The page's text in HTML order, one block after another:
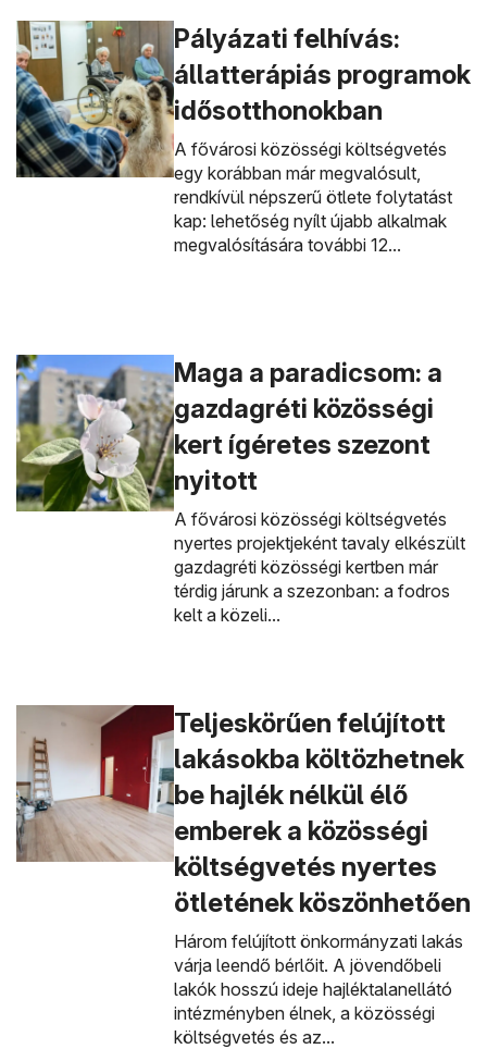
Pályázati felhívás:
állatterápiás programok
idősotthonokban
A fővárosi közösségi költségvetés
egy korábban már megvalósult,
rendkívül népszerű ötlete folytatást
kap: lehetőség nyílt újabb alkalmak
megvalósítására további 12...
Maga a paradicsom: a
gazdagréti közösségi
kert ígéretes szezont
nyitott
A fővárosi közösségi költségvetés
nyertes projektjeként tavaly elkészült
gazdagréti közösségi kertben már
térdig járunk a szezonban: a fodros
kelt a közeli...
Teljeskörűen felújított
lakásokba költözhetnek
be hajlék nélkül élő
emberek a közösségi
költségvetés nyertes
ötletének köszönhetően
Három felújított önkormányzati lakás
várja leendő bérlőit. A jövendőbeli
lakók hosszú ideje hajléktalanellátó
intézményben élnek, a közösségi
költségvetés és az...